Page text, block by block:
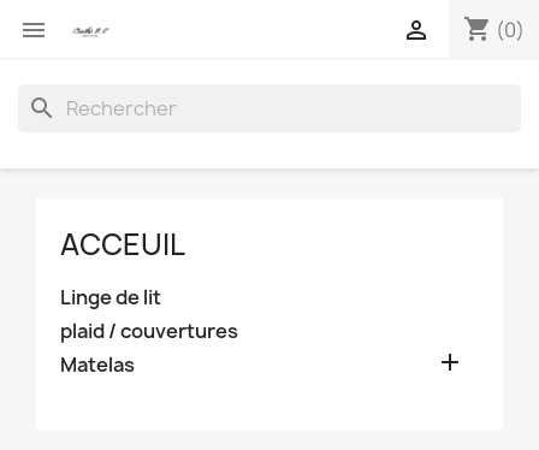
 shopping_cart (0)

search
ACCEUIL
Linge de lit
plaid / couvertures
Matelas
